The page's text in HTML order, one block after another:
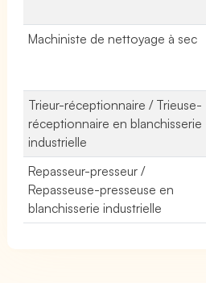
Machiniste de nettoyage à sec
Trieur-réceptionnaire / Trieuse-
réceptionnaire en blanchisserie
industrielle
Repasseur-presseur /
Repasseuse-presseuse en
blanchisserie industrielle